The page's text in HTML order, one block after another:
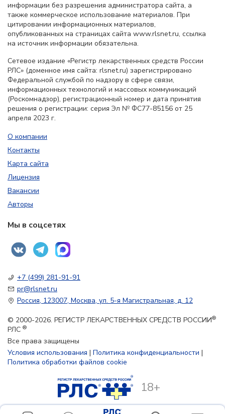
информации без разрешения администратора сайта, а
также коммерческое использование материалов. При
цитировании информационных материалов,
опубликованных на страницах сайта www.rlsnet.ru, ссылка
на источник информации обязательна.
Сетевое издание «Регистр лекарственных средств России
РЛС» (доменное имя сайта: rlsnet.ru) зарегистрировано
Федеральной службой по надзору в сфере связи,
информационных технологий и массовых коммуникаций
(Роскомнадзор), регистрационный номер и дата принятия
решения о регистрации: серия Эл № ФС77-85156 от 25
апреля 2023 г.
О компании
Контакты
Карта сайта
Лицензия
Вакансии
Авторы
Мы в соцсетях
+7 (499) 281-91-91
pr@rlsnet.ru
Россия, 123007, Москва, ул. 5-я Магистральная, д. 12
© 2000-2026. РЕГИСТР ЛЕКАРСТВЕННЫХ СРЕДСТВ РОССИИ®
РЛС ®
Все права защищены
Условия использования | Политика конфиденциальности |
Политика обработки файлов cookie
18+